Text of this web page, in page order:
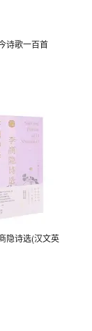
诗歌一百首
隐诗选(汉文英